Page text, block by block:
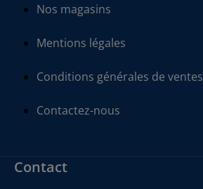
Nos magasins
Mentions légales
Conditions générales de ventes
Contactez-nous
Contact